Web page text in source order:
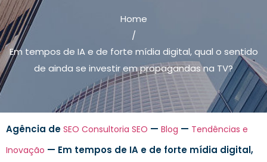
Home
/
Em tempos de IA e de forte mídia digital, qual o sentido
de ainda se investir em propagandas na TV?
Agência de SEO Consultoria SEO — Blog — Tendências e
Inovação — Em tempos de IA e de forte mídia digital,